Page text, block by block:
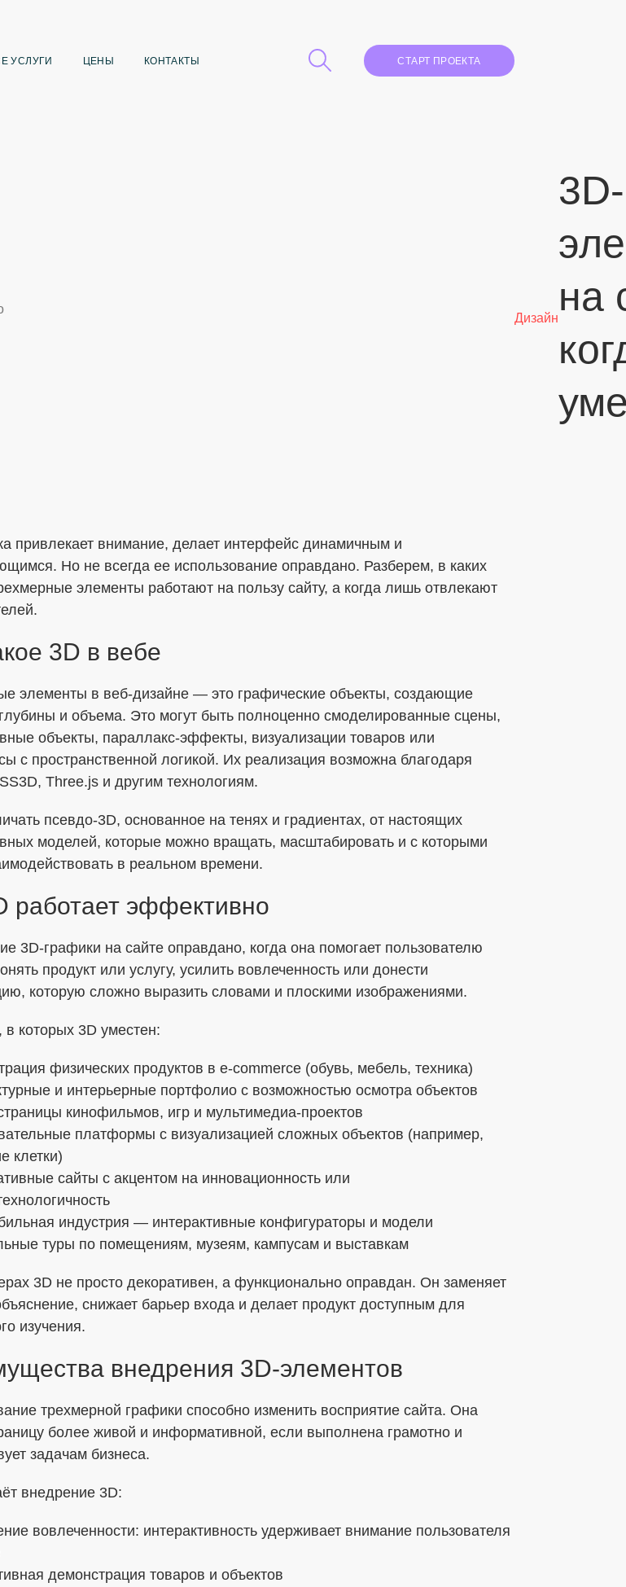
ОТПРАВИТЬ
Я согласен с Политикой в отношении обработки ПДн
формой
УСЛУГИ ЦЕНЫ КОНТАКТЫ СТАРТ ПРОЕКТА
Дизайн
3D-
на
привлекает внимание, делает интерфейс динамичным и
Но не всегда ее использование оправдано. Разберем, в каких
элементы работают на пользу сайту, а когда лишь отвлекают
3D в вебе
элементы в веб-дизайне — это графические объекты, создающие
и объема. Это могут быть полноценно смоделированные сцены,
объекты, параллакс-эффекты, визуализации товаров или
с пространственной логикой. Их реализация возможна благодаря
Three.js и другим технологиям.
псевдо-3D, основанное на тенях и градиентах, от настоящих
моделей, которые можно вращать, масштабировать и с которыми
в реальном времени.
работает эффективно
3D-графики на сайте оправдано, когда она помогает пользователю
продукт или услугу, усилить вовлеченность или донести
которую сложно выразить словами и плоскими изображениями.
которых 3D уместен:
физических продуктов в e-commerce (обувь, мебель, техника)
и интерьерные портфолио с возможностью осмотра объектов
кинофильмов, игр и мультимедиа-проектов
платформы с визуализацией сложных объектов (например,
клетки)
сайты с акцентом на инновационность или
индустрия — интерактивные конфигураторы и модели
туры по помещениям, музеям, кампусам и выставкам
3D не просто декоративен, а функционально оправдан. Он заменяет
снижает барьер входа и делает продукт доступным для
изучения.
внедрения 3D-элементов
трехмерной графики способно изменить восприятие сайта. Она
более живой и информативной, если выполнена грамотно и
задачам бизнеса.
внедрение 3D:
вовлеченности: интерактивность удерживает внимание пользователя
демонстрация товаров и объектов